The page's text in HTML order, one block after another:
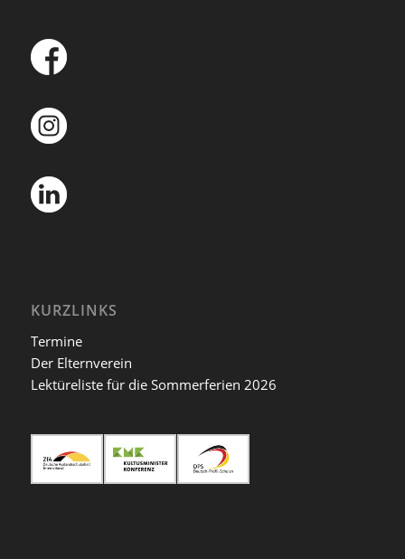
KURZLINKS
Termine
Der Elternverein
Lektüreliste für die Sommerferien 2026